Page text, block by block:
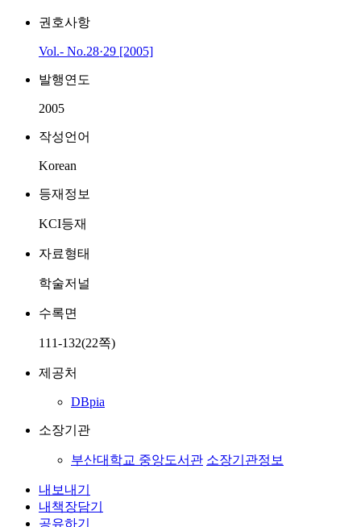
권호사항
Vol.- No.28·29 [2005]
발행연도
2005
작성언어
Korean
등재정보
KCI등재
자료형태
학술저널
수록면
111-132(22쪽)
제공처
DBpia
소장기관
부산대학교 중앙도서관 소장기관정보
내보내기
내책장담기
공유하기